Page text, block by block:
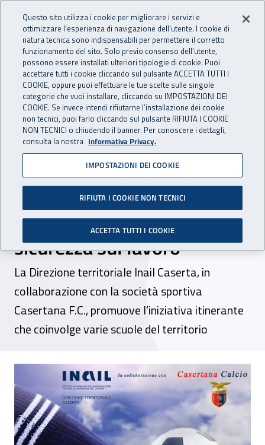
INAIL - Istituto Nazionale
Apri cerca
Navigazione principale
Navigazione - Ti trovi in:
Home Inail comunica News
07 dicembre 2022
“Diamo un calcio agli
infortuni”, giocatori e
studenti insieme per la
sicurezza sul lavoro
La Direzione territoriale Inail Caserta, in
collaborazione con la società sportiva
Casertana F.C., promuove l’iniziativa itinerante
che coinvolge varie scuole del territorio
“Diamo un calcio agli infortuni”,
Questo sito utilizza i cookie per migliorare i servizi e
ottimizzare l’esperienza di navigazione dell’utente. I cookie di
natura tecnica sono indispensabili per permettere il corretto
funzionamento del sito. Solo previo consenso dell’utente,
possono essere installati ulteriori tipologie di cookie. Puoi
accettare tutti i cookie cliccando sul pulsante ACCETTA TUTTI I
COOKIE, oppure puoi effettuare le tue scelte sulle singole
categorie che vuoi installare, cliccando su IMPOSTAZIONI DEI
COOKIE. Se invece intendi rifiutarne l’installazione dei cookie
non tecnici, puoi farlo cliccando sul pulsante RIFIUTA I COOKIE
NON TECNICI o chiudendo il banner. Per conoscere i dettagli,
consulta la nostra Informativa Privacy.
IMPOSTAZIONI DEI COOKIE
RIFIUTA I COOKIE NON TECNICI
ACCETTA TUTTI I COOKIE